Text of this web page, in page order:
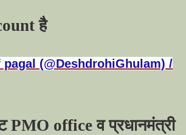
है
(@DeshdrohiGhulam) /
PMO officeव प्रधानमंत्री